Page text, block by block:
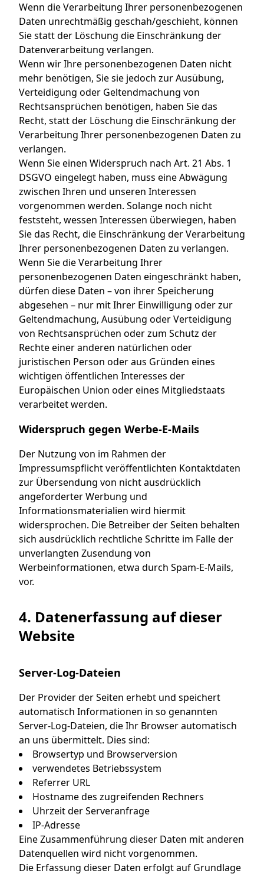
Wenn die Verarbeitung Ihrer personenbezogenen
Daten unrechtmäßig geschah/geschieht, können
Sie statt der Löschung die Einschränkung der
Datenverarbeitung verlangen.
Wenn wir Ihre personenbezogenen Daten nicht
mehr benötigen, Sie sie jedoch zur Ausübung,
Verteidigung oder Geltendmachung von
Rechtsansprüchen benötigen, haben Sie das
Recht, statt der Löschung die Einschränkung der
Verarbeitung Ihrer personenbezogenen Daten zu
verlangen.
Wenn Sie einen Widerspruch nach Art. 21 Abs. 1
DSGVO eingelegt haben, muss eine Abwägung
zwischen Ihren und unseren Interessen
vorgenommen werden. Solange noch nicht
feststeht, wessen Interessen überwiegen, haben
Sie das Recht, die Einschränkung der Verarbeitung
Ihrer personenbezogenen Daten zu verlangen.
Wenn Sie die Verarbeitung Ihrer
personenbezogenen Daten eingeschränkt haben,
dürfen diese Daten – von ihrer Speicherung
abgesehen – nur mit Ihrer Einwilligung oder zur
Geltendmachung, Ausübung oder Verteidigung
von Rechtsansprüchen oder zum Schutz der
Rechte einer anderen natürlichen oder
juristischen Person oder aus Gründen eines
wichtigen öffentlichen Interesses der
Europäischen Union oder eines Mitgliedstaats
verarbeitet werden.
Widerspruch gegen Werbe-E-Mails
Der Nutzung von im Rahmen der
Impressumspflicht veröffentlichten Kontaktdaten
zur Übersendung von nicht ausdrücklich
angeforderter Werbung und
Informationsmaterialien wird hiermit
widersprochen. Die Betreiber der Seiten behalten
sich ausdrücklich rechtliche Schritte im Falle der
unverlangten Zusendung von
Werbeinformationen, etwa durch Spam-E-Mails,
vor.
4. Datenerfassung auf dieser
Website
Server-Log-Dateien
Der Provider der Seiten erhebt und speichert
automatisch Informationen in so genannten
Server-Log-Dateien, die Ihr Browser automatisch
an uns übermittelt. Dies sind:
Browsertyp und Browserversion
verwendetes Betriebssystem
Referrer URL
Hostname des zugreifenden Rechners
Uhrzeit der Serveranfrage
IP-Adresse
Eine Zusammenführung dieser Daten mit anderen
Datenquellen wird nicht vorgenommen.
Die Erfassung dieser Daten erfolgt auf Grundlage